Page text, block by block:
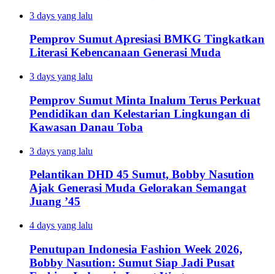
3 days yang lalu
Pemprov Sumut Apresiasi BMKG Tingkatkan
Literasi Kebencanaan Generasi Muda
3 days yang lalu
Pemprov Sumut Minta Inalum Terus Perkuat
Pendidikan dan Kelestarian Lingkungan di
Kawasan Danau Toba
3 days yang lalu
Pelantikan DHD 45 Sumut, Bobby Nasution
Ajak Generasi Muda Gelorakan Semangat
Juang ’45
4 days yang lalu
Penutupan Indonesia Fashion Week 2026,
Bobby Nasution: Sumut Siap Jadi Pusat